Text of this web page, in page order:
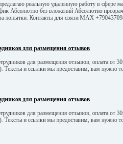
реальную удаленную работу в
Абсолютно без вложений Абсолютно
за попытки. Контакты для связи МАХ
для размещения отзывов
для размещения отзывов, оплата от
Тексты и ссылки мы предоставим, вам нужно
для размещения отзывов
для размещения отзывов, оплата от
Тексты и ссылки мы предоставим, вам нужно